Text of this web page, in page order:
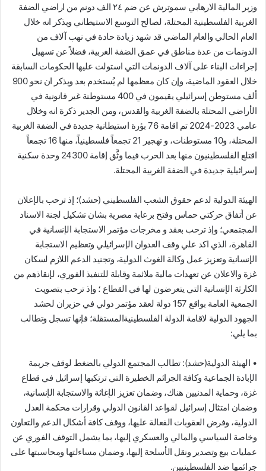
وزير المالية الارهابي سموترش عن ضم ٢٤ الف دونم من اراضي الضفة
الغربية الفلسطينية المحتلة، لصالح التوسع الاستيطاني ويذكر انه خلال
العام الحالي والعام الماضي قد شهد زيادة حادة في نهب آلاف من
الدونمات من عدة مناطق في عمق الضفة الغربية، فضلاً عن تسهيل
إجراءات البناء على آلاف الدونمات التي استولت عليها الحكومات السابقة
خلال العقود الماضية، وإن كان معظمها لم يُستخدم بعد ويذكر ان نحو 900
ألف مستوطن إسرائيلي يقيمون في 400 مستوطنة غير قانونية في
الأراضي المحتلة بالضفة الغربية والقدس، ومن الجدير ذكرة انه وخلال
عامي 2023-2024 تم اقامة 76 بؤرة استيطانية جديدة في الضفة الغربية
المحتلة، و10 مستوطنات، و تهجير 21 تجمعاً فلسطينياً، منها 16 تجمعاً
اقتلع الفلسطينيون منها بعد الحرب فيما وثَّق إقامة 24300 وحدة سكنية
إسرائيلية جديدة في الضفة الغربية المحتلة.
الهيئة الدولية لدعم حقوق الشعب الفلسطيني (حشد)؛ إذ ترحب بالإعلان
عن أتفاق حركتي حماس وفتح برعاية مصرية بشان تشكيل لجنة الاسناد
المجتمعي؛ وإذ ترحب بعقد و مخرجات مؤتمر الاستجابة الإنسانية في
القاهرة، الذي اكد علي وقف العدوان الإسرائيلي وتعظيم الاستجابة
الإنسانية وتعزيز عمل وكالة الغوث الدولية، وتجنيد الدعم اللازم لسكان
غزة والاعلان عن تعهدات مالية ملائمة وقابلة للتنفيذ الفوري، لإنقاذهم من
الكارثة الإنسانية التي يتعرضون لها في القطاع ؛ وإذ ترحب بتصويت
الجمعية العامة بواقع 157 دولة لعقد مؤتمر دولي في حزيران لحشد
الجهود الدولية لاقامة الدولة الفلسطينيةالمستقلة؛ فإنها تسجل وتطالب
بما يلي:
• الهيئة الدولية(حشد): تطالب المجتمع الدولي بالضغط لوقف جريمة
الإبادة الجماعية وكافة الجرائم الخطيرة التي ترتكبها إسرائيل في قطاع
غزة، وحماية المدنيين هناك، وضمان تعزيز الإغاثة والاستجابة الإنسانية،
وضمان امتثال إسرائيل لقواعد القانون الدولي وقرارات محكمة العدل
الدولية، وفرض العقوبات الفعالة عليها، ووقف كافة أشكال الدعم والتعاون
وخاصة السياسي والمالي والعسكري إليها، بما يشمل التوقف الفوري عن
عمليات بيع وتصدير ونقل الأسلحة إليها، وضمان مساءلتها ومحاسبتها على
جرائمها ضد الفلسطينيين.